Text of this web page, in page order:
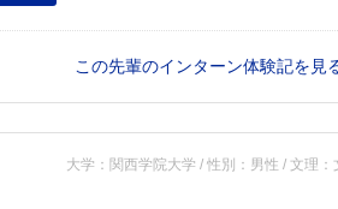
この先輩のインターン体験記を見
大学：関西学院大学 / 性別：男性 / 文理：